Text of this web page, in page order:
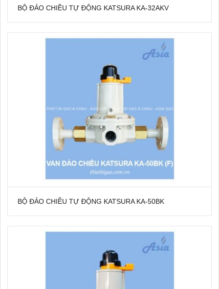
BỘ ĐẢO CHIỀU TỰ ĐỘNG KATSURA KA-32AKV
BỘ ĐẢO CHIỀU TỰ ĐỘNG KATSURA KA-50BK